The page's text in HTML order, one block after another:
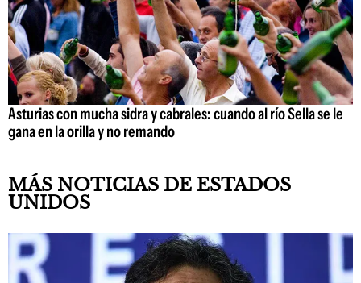
Asturias con mucha sidra y cabrales: cuando al río Sella se le
gana en la orilla y no remando
MÁS NOTICIAS DE ESTADOS
UNIDOS